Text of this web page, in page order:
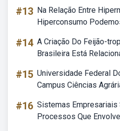
#13 Na Relação Entre
Hiperconsumo
#14 A Criação Do Feijão-
Brasileira Está
#15 Universidade Federal
Campus Ciências
#16 Sistemas Empresariais
Processos Que